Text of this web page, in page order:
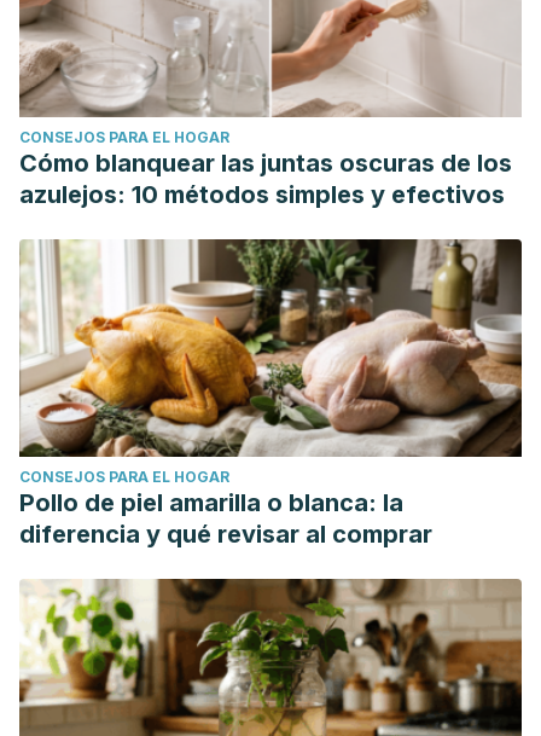
treating amebiasis in Japan.
Parasitology
international,62(6), 497-501.
https://www.sciencedirect.com/science/article/pii/
Eke, I. G., Eze, I. O., Ezeudu, T. A., Eze, U. U., Anaga, A. O., &
Onyeyili, P. A. (2017). Anti-trypanosomal activity of
secnidazole in vitro and in vivo.
Pharmaceutical Research
(3), 535-541.
https://www.ajol.info/index.php/tjpr/article/view/154250
Kappagoda, S., Singh, U., & Blackburn, B. G. (2011, June).
Antiparasitic therapy.Mayo Clinic Proceedings, 86(6), 561-
583.
https://www.sciencedirect.com/science/article/pii/
Malik, K., & Dua, A. (2022).Albendazole
. StatPearls.
https://www.ncbi.nlm.nih.gov/books/NBK553082/
Martin, R. J., Robertson, A. P., & Choudhary, S. (2021).
Ivermectin: an anthelmintic, an insecticide, and much
Trends in parasitology
(1), 48-64.
https://www.cell.com/trends/parasitology/fulltext/S1471-
4922(20)30290-7
Shakya, A., Bhat, H. R., & Ghosh, S. K. (2018). Update on
nitazoxanide: a multifunctional chemotherapeutic
agent.
Current drug discovery technologies,15(3), 201-213.
CONSEJOS PARA EL HOGAR
Cómo blanquear las juntas oscuras de los
azulejos: 10 métodos simples y efectivos
CONSEJOS PARA EL HOGAR
Pollo de piel amarilla o blanca: la
diferencia y qué revisar al comprar